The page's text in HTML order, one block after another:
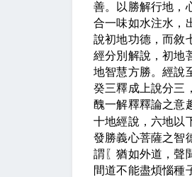
善。以勝解行地，
合一味如水注水，
說初地功德，而敘
經分別解說，初地
地智慧方勝。經說
癸三釋成上說分三
醜一解釋釋論之意
十地經說，六地以
發勝義心菩薩之智
謂 〖猶如外道，聲
間道不能盡煩惱種